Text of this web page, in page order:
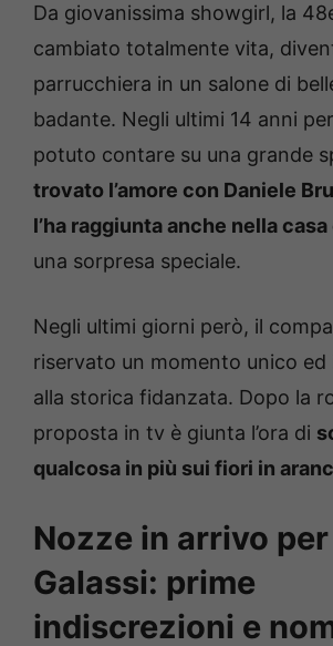
Da giovanissima showgirl, la
cambiato totalmente vita,
parrucchiera in un salone di
badante. Negli ultimi 14 anni
potuto contare su una grande
trovato l’amore con Daniele
l’ha raggiunta anche nella casa
una sorpresa speciale.
Negli ultimi giorni però, il
riservato un momento unico
alla storica fidanzata. Dopo la
proposta in tv è giunta l’ora di
qualcosa in più sui fiori in
Nozze in arrivo
Galassi: prime
indiscrezioni e